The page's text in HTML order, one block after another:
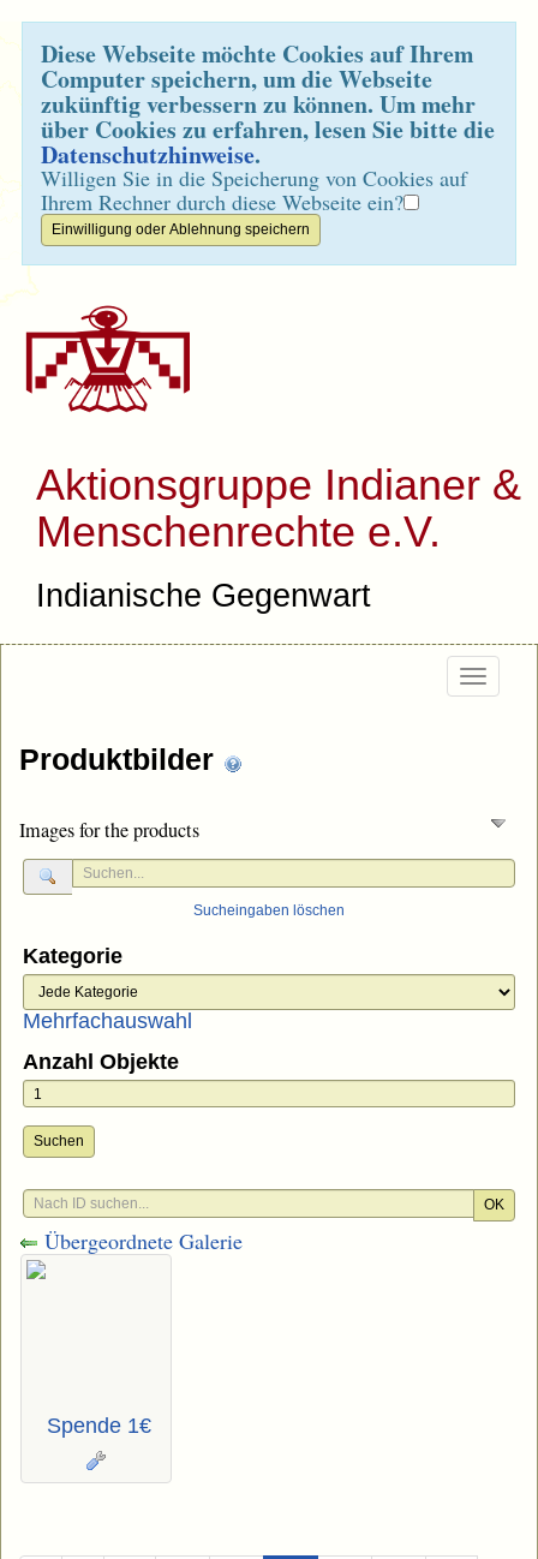
Diese Webseite möchte Cookies auf Ihrem
Computer speichern, um die Webseite
zukünftig verbessern zu können. Um mehr
über Cookies zu erfahren, lesen Sie bitte die
Datenschutzhinweise.
Willigen Sie in die Speicherung von Cookies auf
Ihrem Rechner durch diese Webseite ein?
Aktionsgruppe Indianer &
Menschenrechte e.V.
Indianische Gegenwart
Produktbilder
Images for the products
Sucheingaben löschen
Kategorie
Mehrfachauswahl
Anzahl Objekte
Suchen
OK
Übergeordnete Galerie
Spende 1€